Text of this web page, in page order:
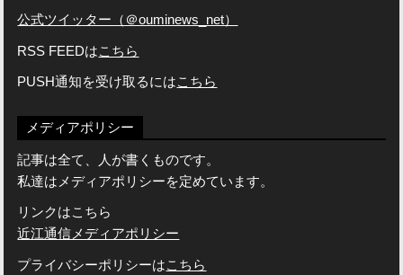
公式ツイッター（＠ouminews_net）
RSS FEEDはこちら
PUSH通知を受け取るにはこちら
メディアポリシー
記事は全て、人が書くものです。
私達はメディアポリシーを定めています。
リンクはこちら
近江通信メディアポリシー
プライバシーポリシーはこちら